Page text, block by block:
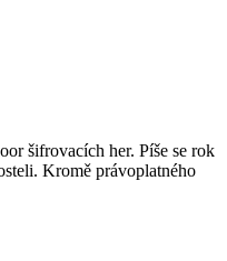
šifrovacích her. Píše se rok
Kromě právoplatného